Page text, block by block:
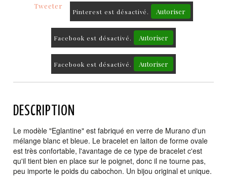
Tweeter
Pinterest est désactivé. Autoriser
Facebook est désactivé. Autoriser
Facebook est désactivé. Autoriser
DESCRIPTION
Le modèle "Eglantine" est fabriqué en verre de Murano d'un
mélange blanc et bleue. Le bracelet en laiton de forme ovale
est très confortable, l'avantage de ce type de bracelet c'est
qu'il tient bien en place sur le poignet, donc il ne tourne pas,
peu importe le poids du cabochon. Un bijou original et unique.